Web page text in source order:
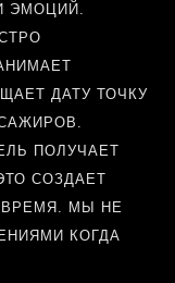
ЭМОЦИЙ.
ДАТУ ТОЧКУ
ПОЛУЧАЕТ
СОЗДАЕТ
МЫ НЕ
КОГДА